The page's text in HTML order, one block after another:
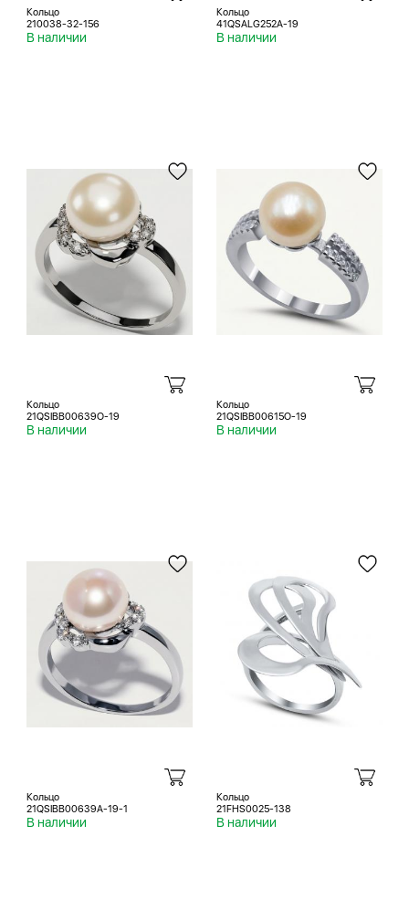
Кольцо
210038-32-156
В наличии
Кольцо
41QSALG252A-19
В наличии
Кольцо
21QSIBB00639O-19
В наличии
Кольцо
21QSIBB00615O-19
В наличии
Кольцо
21QSIBB00639A-19-1
В наличии
Кольцо
21FHS0025-138
В наличии